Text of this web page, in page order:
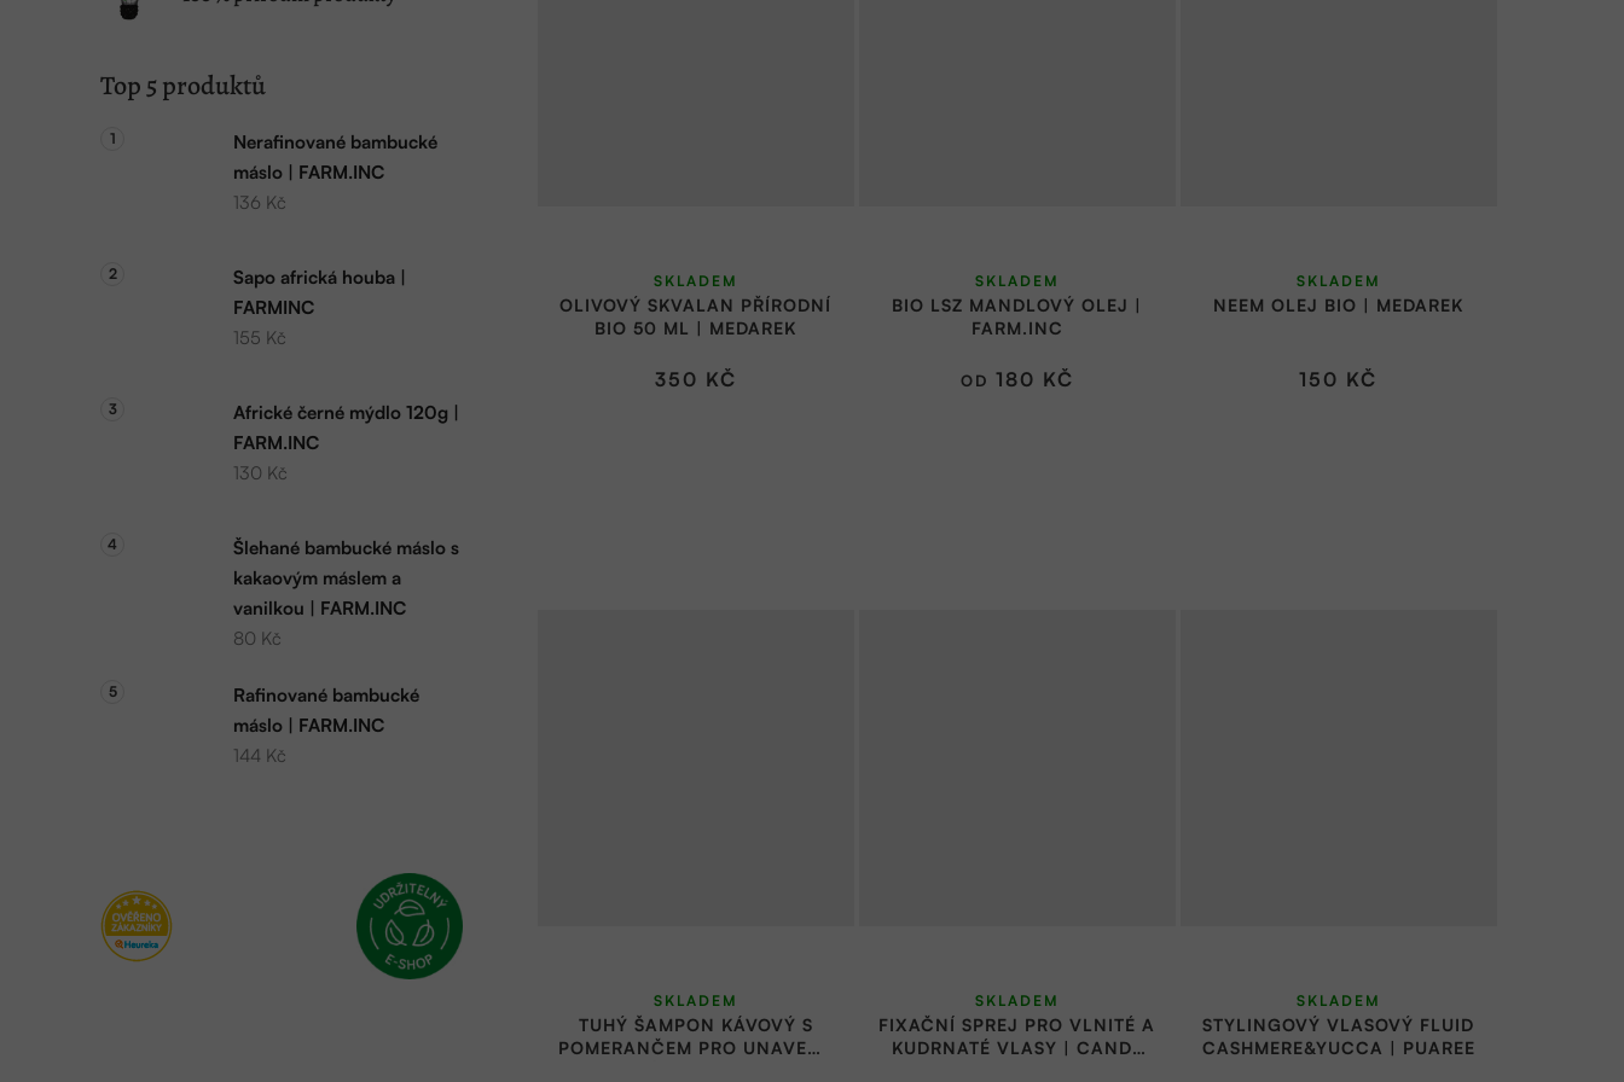
Top 5 produktů
Nerafinované bambucké
máslo | FARM.INC
136 Kč
Sapo africká houba |
FARMINC
155 Kč
Africké černé mýdlo 120g |
FARM.INC
130 Kč
Šlehané bambucké máslo s
kakaovým máslem a
vanilkou | FARM.INC
80 Kč
Rafinované bambucké
máslo | FARM.INC
144 Kč
OLIVOVÝ SKVALAN PŘÍRODNÍ
BIO 50 ML | MEDAREK
SKLADEM
350 KČ
BIO LSZ MANDLOVÝ OLEJ |
FARM.INC
hodnocení
produktu
5,0
SKLADEM
OD 180 KČ
NEEM OLEJ BIO | MEDAREK
SKLADEM
150 KČ
TUHÝ ŠAMPON KÁVOVÝ S
POMERANČEM PRO UNAVENÉ
SKLADEM
FIXAČNÍ SPREJ PRO VLNITÉ A
KUDRNATÉ VLASY | CANDY
SKLADEM
STYLINGOVÝ VLASOVÝ FLUID
CASHMERE&YUCCA | PUAREE
SKLADEM